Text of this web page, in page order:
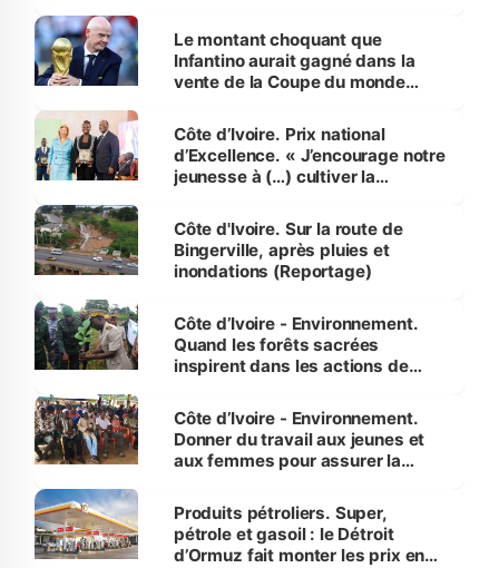
Le montant choquant que
Infantino aurait gagné dans la
vente de la Coupe du monde
Côte d’Ivoire. Prix national
d’Excellence. « J’encourage notre
jeunesse à (…) cultiver la
(Alassane Ouattara
Côte d'Ivoire. Sur la route de
Bingerville, après pluies et
inondations (Reportage)
Côte d’Ivoire - Environnement.
Quand les forêts sacrées
inspirent dans les actions de
Côte d’Ivoire - Environnement.
Donner du travail aux jeunes et
aux femmes pour assurer la
menacées
Produits pétroliers. Super,
pétrole et gasoil : le Détroit
d’Ormuz fait monter les prix en